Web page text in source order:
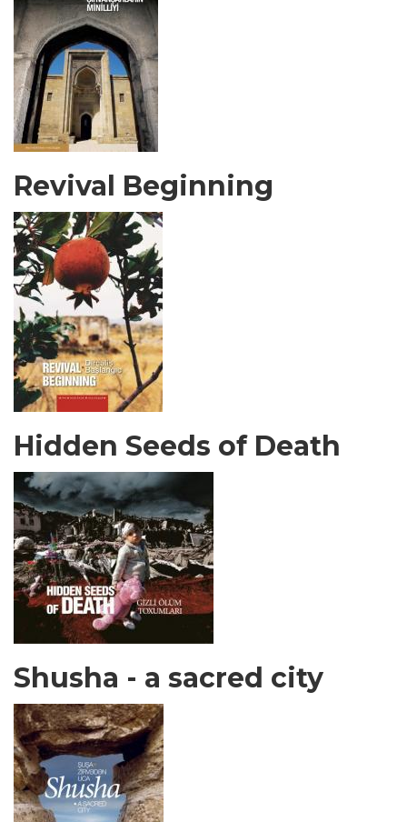
Revival Beginning
Hidden Seeds of Death
Shusha - a sacred city